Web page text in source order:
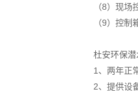
（8）现
（9）控
杜安环保
1、两年正
2、提供设